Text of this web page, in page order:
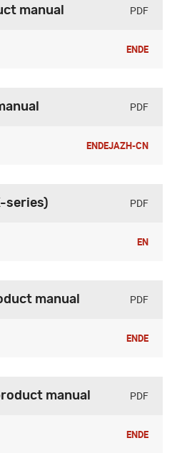
manual PDF
ENDE
PDF
ENDEJAZH-CN
series) PDF
EN
manual PDF
ENDE
manual PDF
ENDE